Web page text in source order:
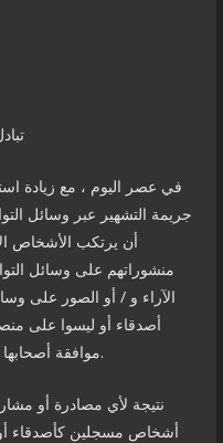
في عصر اليوم ، مع زيادة
جريمة التشهير عبر وسائل
أن يرتكب الأشخاص
منشوراتهم على وسائل
الآراء و / أو الصور على
أصدقاء أو ليسوا على
موافقة أصحابها ، يمكن أن يؤدي أيضًا إلى ارتكاب جرائم.
نتيجة لأي مصادرة أو
أشخاص مسجلين كأصدقاء